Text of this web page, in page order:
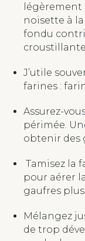
noisette à
fondu
J’utile
farines :
Assurez-
périmée.
obtenir des
Tamisez la
pour aérer
gaufres plus
Mélangez
de trop